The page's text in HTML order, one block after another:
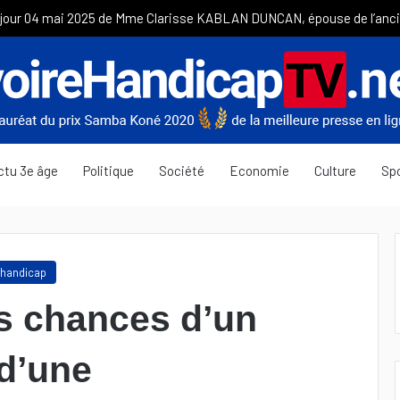
3e âge Politique Société Economie Culture
chances d’un